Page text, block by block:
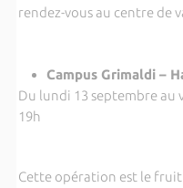
rendez-vous au centre de
Campus Grimaldi –
Du lundi 13 septembre au
19h
Cette opération est le